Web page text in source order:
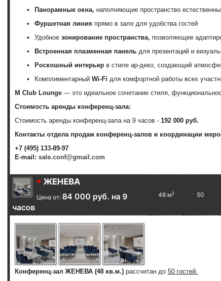
Панорамные окна, наполняющие пространство
Фуршетная линия прямо в зале для удобства гостей
Удобное зонирование пространства, позволяющее
Встроенная плазменная панель для презентаций и
Роскошный интерьер в стиле ар-деко, создающий
Комплиментарный Wi-Fi для комфортной работы всех
M Club Lounge — это идеальное сочетание стиля,
Стоимость аренды конференц-зала:
Стоимость аренды конференц-зала на 9 часов - 192 000 руб.
Контакты отдела продаж конференц-залов и координации
+7 (495) 133-89-97
E-mail: sale.conf@gmail.com
ЖЕНЕВА
Цена от: 84 000 руб. на 9
часов
48 м2 50
Конференц-зал ЖЕНЕВА (48 кв.м.) рассчитан до 50 гостей.